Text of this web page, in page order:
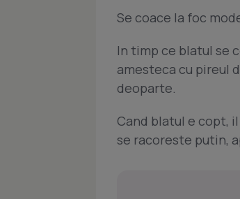
Se coace la foc
In timp ce blatul se
amesteca cu pireul
deoparte.
Cand blatul e copt,
se racoreste putin,